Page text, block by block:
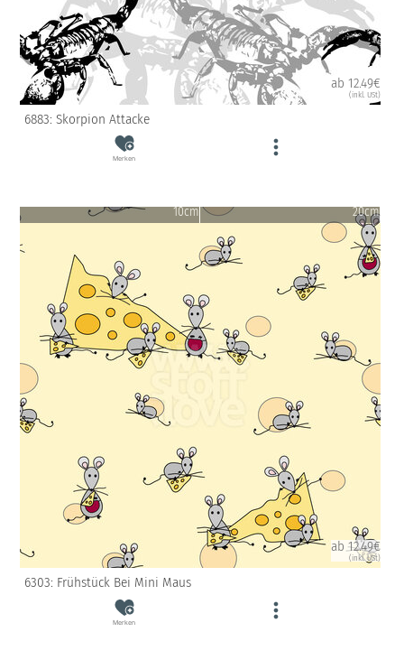
ab 12.49€
(inkl. USt)
6883: Skorpion Attacke
Merken
10cm 20cm
ab 12.49€
(inkl. USt)
6303: Frühstück Bei Mini Maus
Merken